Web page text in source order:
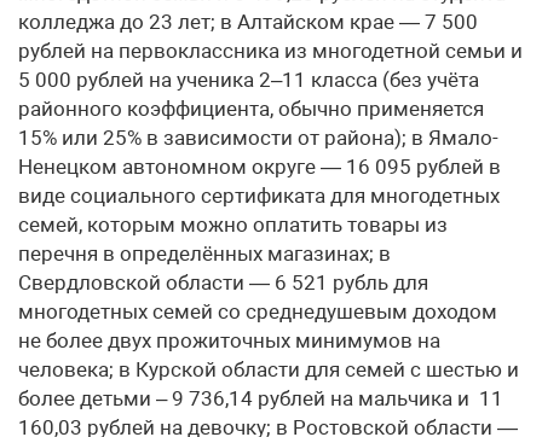
колледжа до 23 лет; в Алтайском крае — 7 500
рублей на первоклассника из многодетной семьи и
5 000 рублей на ученика 2–11 класса (без учёта
районного коэффициента, обычно применяется
15% или 25% в зависимости от района); в Ямало-
Ненецком автономном округе — 16 095 рублей в
виде социального сертификата для многодетных
семей, которым можно оплатить товары из
перечня в определённых магазинах; в
Свердловской области — 6 521 рубль для
многодетных семей со среднедушевым доходом
не более двух прожиточных минимумов на
человека; в Курской области для семей с шестью и
более детьми – 9 736,14 рублей на мальчика и 11
160,03 рублей на девочку; в Ростовской области —